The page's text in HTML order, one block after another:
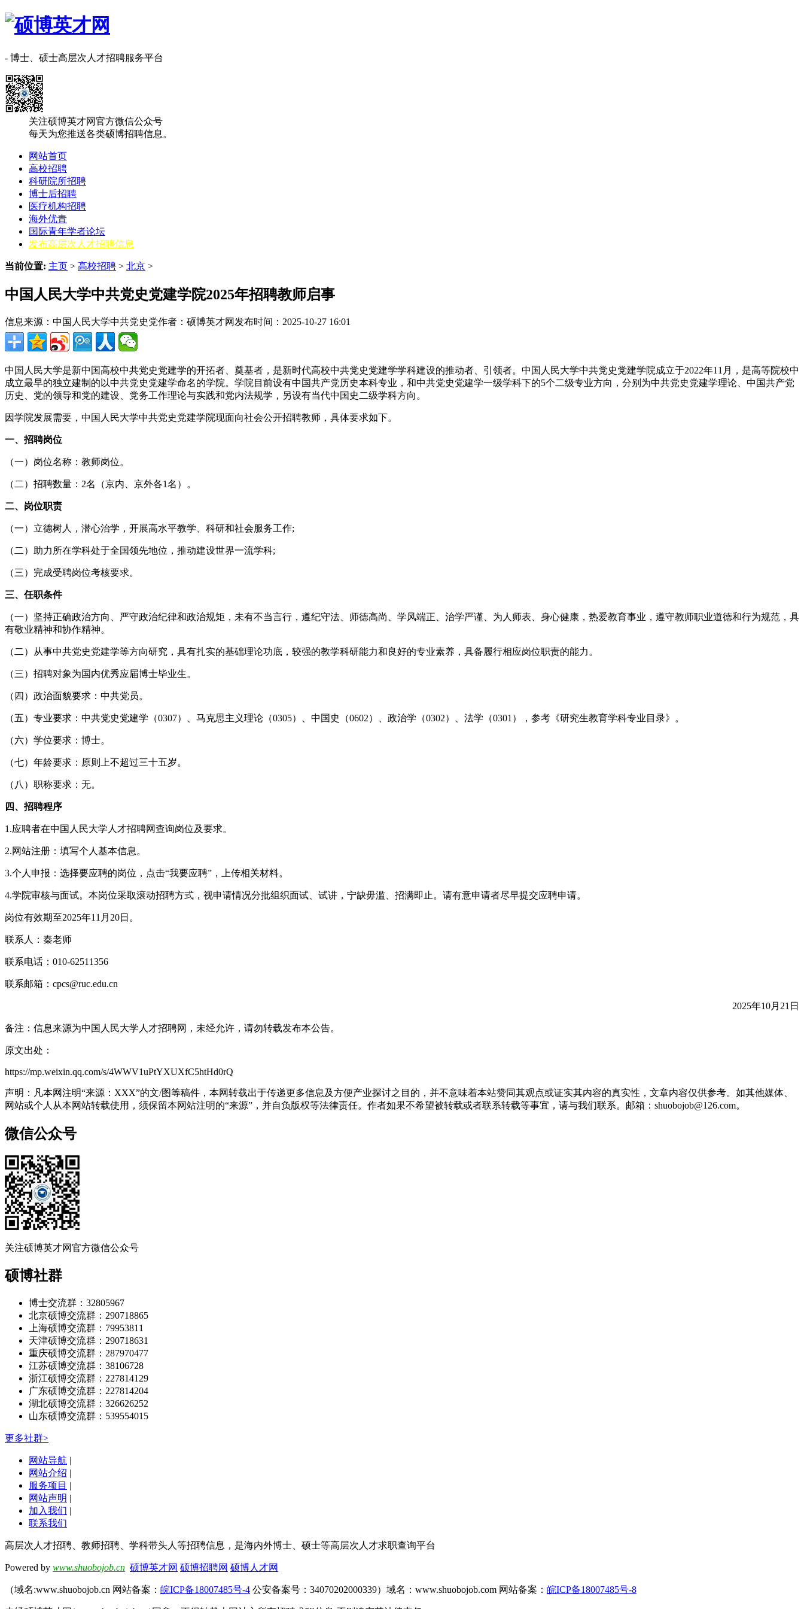
- 博士、硕士高层次人才招聘服务平台
关注硕博英才网官方微信公众号
每天为您推送各类硕博招聘信息。
网站首页
高校招聘
科研院所招聘
博士后招聘
医疗机构招聘
海外优青
国际青年学者论坛
发布高层次人才招聘信息
当前位置: 主页 > 高校招聘 > 北京 >
中国人民大学中共党史党建学院2025年招聘教师启事
信息来源：中国人民大学中共党史党作者：硕博英才网 发布时间：2025-10-27 16:01
中国人民大学是新中国高校中共党史党建学的开拓者、奠基者，是新时代高校中共党史党建学学科建设的推动者、引领者。中国人民大学中共党史党建学院成立于2022年11月，是高等院校中
成立最早的独立建制的以中共党史党建学命名的学院。学院目前设有中国共产党历史本科专业，和中共党史党建学一级学科下的5个二级专业方向，分别为中共党史党建学理论、中国共产党
历史、党的领导和党的建设、党务工作理论与实践和党内法规学，另设有当代中国史二级学科方向。
因学院发展需要，中国人民大学中共党史党建学院现面向社会公开招聘教师，具体要求如下。
一、招聘岗位
（一）岗位名称：教师岗位。
（二）招聘数量：2名（京内、京外各1名）。
二、岗位职责
（一）立德树人，潜心治学，开展高水平教学、科研和社会服务工作;
（二）助力所在学科处于全国领先地位，推动建设世界一流学科;
（三）完成受聘岗位考核要求。
三、任职条件
（一）坚持正确政治方向、严守政治纪律和政治规矩，未有不当言行，遵纪守法、师德高尚、学风端正、治学严谨、为人师表、身心健康，热爱教育事业，遵守教师职业道德和行为规范，具
有敬业精神和协作精神。
（二）从事中共党史党建学等方向研究，具有扎实的基础理论功底，较强的教学科研能力和良好的专业素养，具备履行相应岗位职责的能力。
（三）招聘对象为国内优秀应届博士毕业生。
（四）政治面貌要求：中共党员。
（五）专业要求：中共党史党建学（0307）、马克思主义理论（0305）、中国史（0602）、政治学（0302）、法学（0301），参考《研究生教育学科专业目录》。
（六）学位要求：博士。
（七）年龄要求：原则上不超过三十五岁。
（八）职称要求：无。
四、招聘程序
1.应聘者在中国人民大学人才招聘网查询岗位及要求。
2.网站注册：填写个人基本信息。
3.个人申报：选择要应聘的岗位，点击“我要应聘”，上传相关材料。
4.学院审核与面试。本岗位采取滚动招聘方式，视申请情况分批组织面试、试讲，宁缺毋滥、招满即止。请有意申请者尽早提交应聘申请。
岗位有效期至2025年11月20日。
联系人：秦老师
联系电话：010-62511356
联系邮箱：cpcs@ruc.edu.cn
2025年10月21日
备注：信息来源为中国人民大学人才招聘网，未经允许，请勿转载发布本公告。
原文出处：
https://mp.weixin.qq.com/s/4WWV1uPtYXUXfC5htHd0rQ
声明：凡本网注明“来源：XXX”的文/图等稿件，本网转载出于传递更多信息及方便产业探讨之目的，并不意味着本站赞同其观点或证实其内容的真实性，文章内容仅供参考。如其他媒体、
网站或个人从本网站转载使用，须保留本网站注明的“来源”，并自负版权等法律责任。作者如果不希望被转载或者联系转载等事宜，请与我们联系。邮箱：shuobojob@126.com。
微信公众号
关注硕博英才网官方微信公众号
硕博社群
博士交流群：32805967
北京硕博交流群：290718865
上海硕博交流群：79953811
天津硕博交流群：290718631
重庆硕博交流群：287970477
江苏硕博交流群：38106728
浙江硕博交流群：227814129
广东硕博交流群：227814204
湖北硕博交流群：326626252
山东硕博交流群：539554015
更多社群>
网站导航 |
网站介绍 |
服务项目 |
网站声明 |
加入我们 |
联系我们
高层次人才招聘、教师招聘、学科带头人等招聘信息，是海内外博士、硕士等高层次人才求职查询平台
Powered by www.shuobojob.cn 硕博英才网 硕博招聘网 硕博人才网
（域名:www.shuobojob.cn 网站备案： 皖ICP备18007485号-4 公安备案号：34070202000339）域名：www.shuobojob.com 网站备案： 皖ICP备18007485号-8